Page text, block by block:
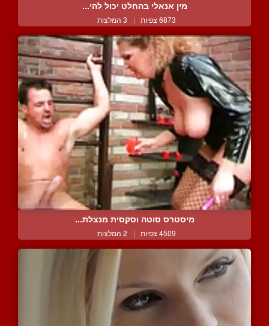
מין אנאלי בהחלט יכול להי...
6873 צפיות | 3 המלצות
מיסטרס סוטה וסקסית מנצלת...
4509 צפיות | 2 המלצות